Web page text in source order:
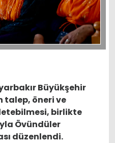
Büyükşehir
talep, öneri ve
birlikte
Övündüler
düzenlendi.